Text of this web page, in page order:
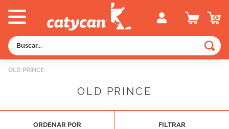
Buscar...
OLD PRINCE
OLD PRINCE
ORDENAR POR FILTRAR
royal canin